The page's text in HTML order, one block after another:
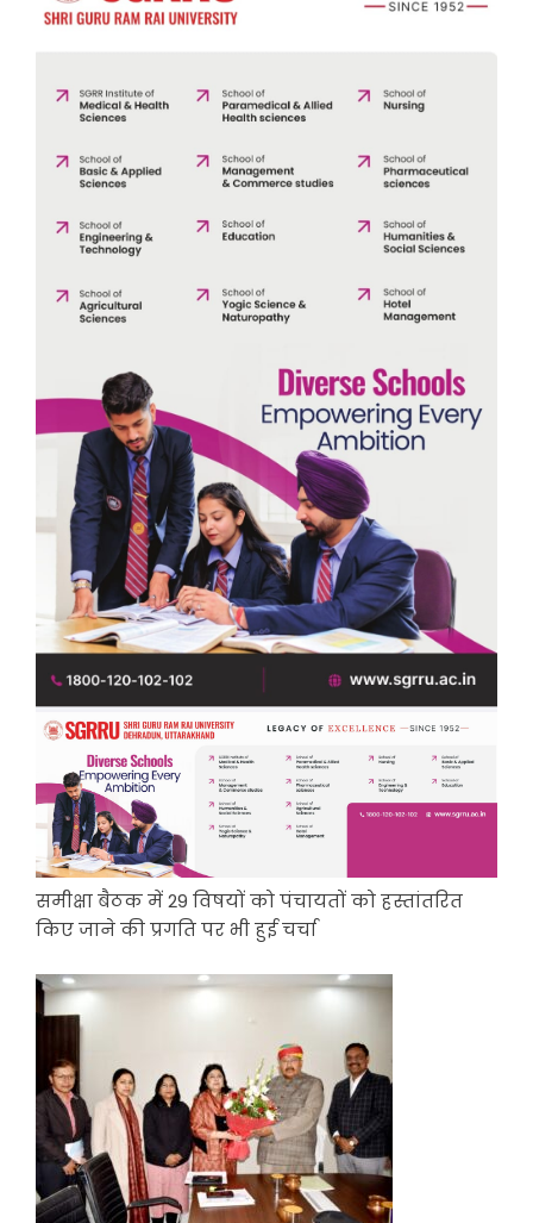
समीक्षा बैठक में 29 विषयों को पंचायतों को हस्तांतरित
किए जाने की प्रगति पर भी हुई चर्चा